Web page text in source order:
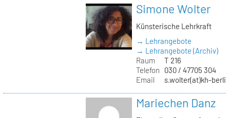
Simone Wolter
Künsterische Lehrkraft
→ Lehrangebote
→ Lehrangebote (Archiv)
Raum
T 216
Telefon
030 / 47705 304
Email
s.wolter(at)kh-
Mariechen Danz